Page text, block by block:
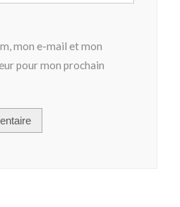
mon e-mail et mon
pour mon prochain